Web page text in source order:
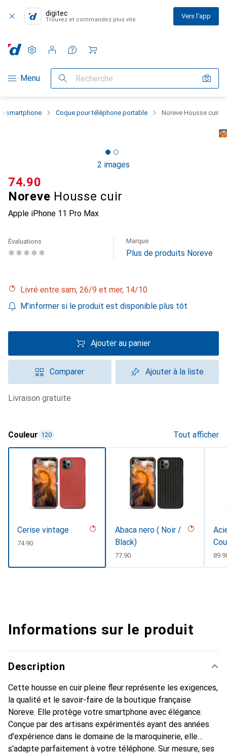
digitec
Trouvez et commandez plus vite Vers l'app
Navigation par catégorie
Menu Recherche
Paramètres
Compte client
Listes de comparaison
Listes d'envies
Panier
smartphone Coque pour téléphone portable Noreve Housse cuir
2 images
Noreve Housse cuir
Apple iPhone 11 Pro Max
CHF
74.90
Évaluations Marque
Plus de produits Noreve
Livré entre sam, 26/9 et mer, 14/10
M'informer si le produit est disponible plus tôt
Ajouter au panier
Comparer Ajouter à la liste
livraison gratuite
Couleur 120 Tout afficher
Cerise vintage
CHF
74.90
Abaca nero ( Noir /
Black)
CHF
77.90 CHF
Informations sur le produit
Description
Cette housse en cuir pleine fleur représente les exigences,
la qualité et le savoir-faire de la boutique française
Noreve. Elle protège votre smartphone avec élégance.
Conçue par des artisans expérimentés ayant des années
d'expérience dans le domaine de la maroquinerie, elle
s'adapte parfaitement à votre téléphone. Sur mesure, ses